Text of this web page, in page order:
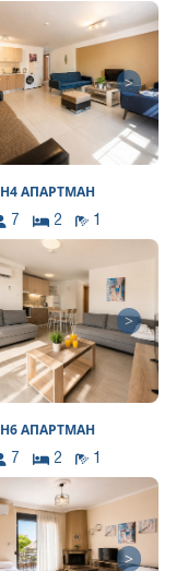
>
Н4 АПАРТМАН
7 2 1
>
Н6 АПАРТМАН
7 2 1
>